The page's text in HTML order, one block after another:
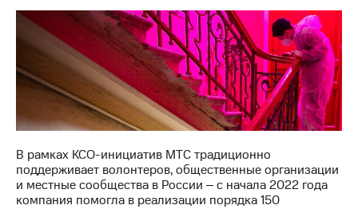
акционерам
Документы
ПАО
"МТС"
Собрания
акционеров
Личный
кабинет
Акционерный
капитал
Контроль
и
В рамках КСО-инициатив МТС традиционно
поддерживает волонтеров, общественные организации
и местные сообщества в России ‒ с начала 2022 года
компания помогла в реализации порядка 150